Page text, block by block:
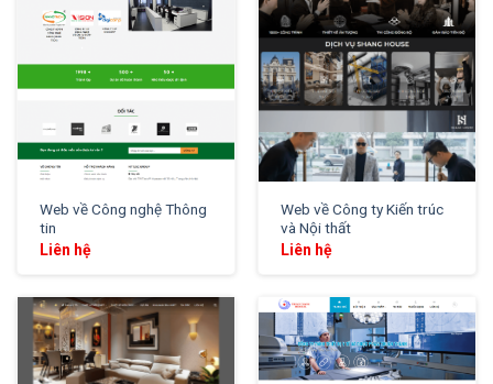
Web về Công nghệ Thông
tin
Liên hệ
Web về Công ty Kiến trúc
và Nội thất
Liên hệ